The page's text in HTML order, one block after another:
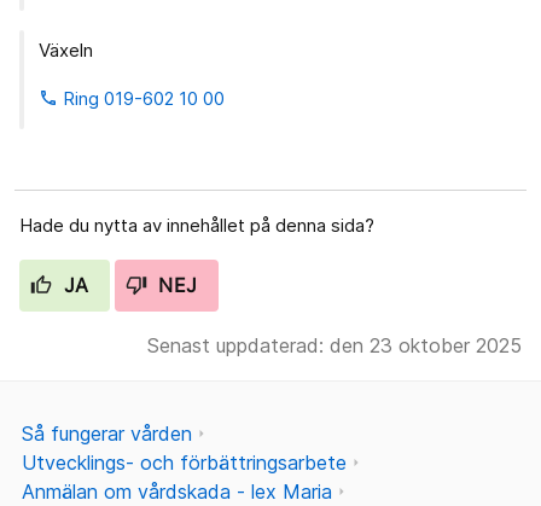
Växeln
phone Ring 019-602 10 00
Hade du nytta av innehållet på denna sida?
JA NEJ
Senast uppdaterad: den 23 oktober 2025
Så fungerar vården
Utvecklings- och förbättringsarbete
Anmälan om vårdskada - lex Maria